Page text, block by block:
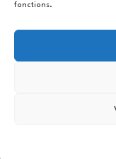
fonctions.